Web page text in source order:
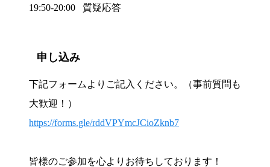
19:50-20:00 質疑応答
申し込み
下記フォームよりご記入ください。
（事前質問も
大歓迎！）
https://forms.gle/rddVPYmcJCioZknb7
皆様のご参加を心よりお待ちしております！